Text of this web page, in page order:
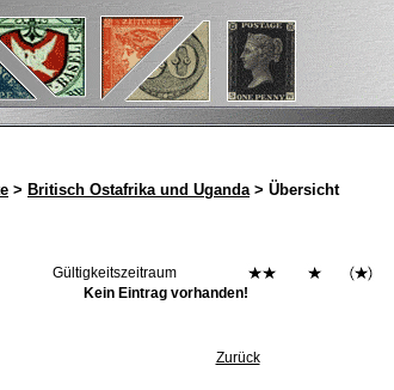
> Britisch Ostafrika und Uganda> Übersicht
Gültigkeitszeitraum
Kein Eintrag vorhanden!
Zurück